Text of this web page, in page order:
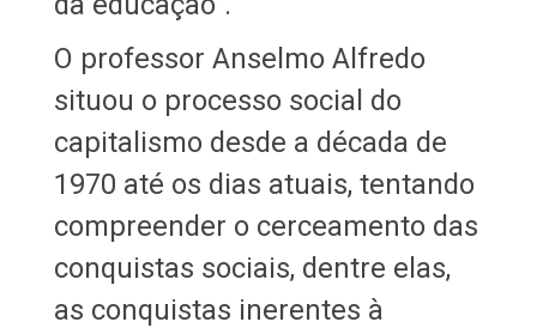
O professor Anselmo Alfredo
situou o processo social do
capitalismo desde a década de
1970 até os dias atuais, tentando
compreender o cerceamento das
conquistas sociais, dentre elas,
as conquistas inerentes à